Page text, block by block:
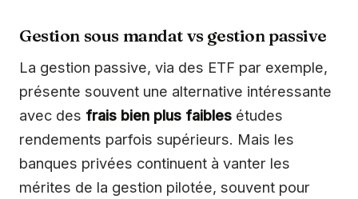
Gestion sous mandat vs gestion passive
La gestion passive, via des ETF par exemple,
présente souvent une alternative intéressante
avec des frais bien plus faibles études
rendements parfois supérieurs. Mais les
banques privées continuent à vanter les
mérites de la gestion pilotée, souvent pour